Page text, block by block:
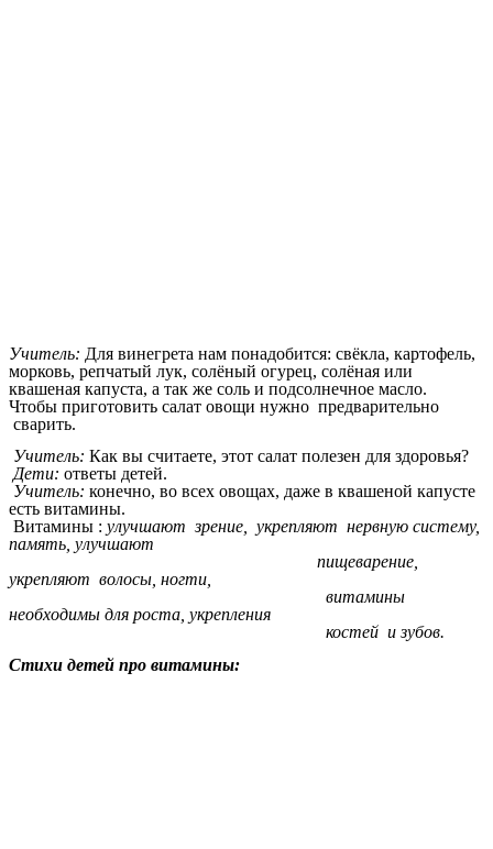
Учитель: Для винегрета нам понадобится: свёкла, картофель,
морковь, репчатый лук, солёный огурец, солёная или
квашеная капуста, а так же соль и подсолнечное масло.
Чтобы приготовить салат овощи нужно предварительно
сварить.
Учитель: Как вы считаете, этот салат полезен для здоровья?
Дети: ответы детей.
Учитель: конечно, во всех овощах, даже в квашеной капусте
есть витамины.
Витамины : улучшают зрение, укрепляют нервную систему,
память, улучшают
пищеварение,
укрепляют волосы, ногти,
витамины
необходимы для роста, укрепления
костей и зубов.
Стихи детей про витамины: